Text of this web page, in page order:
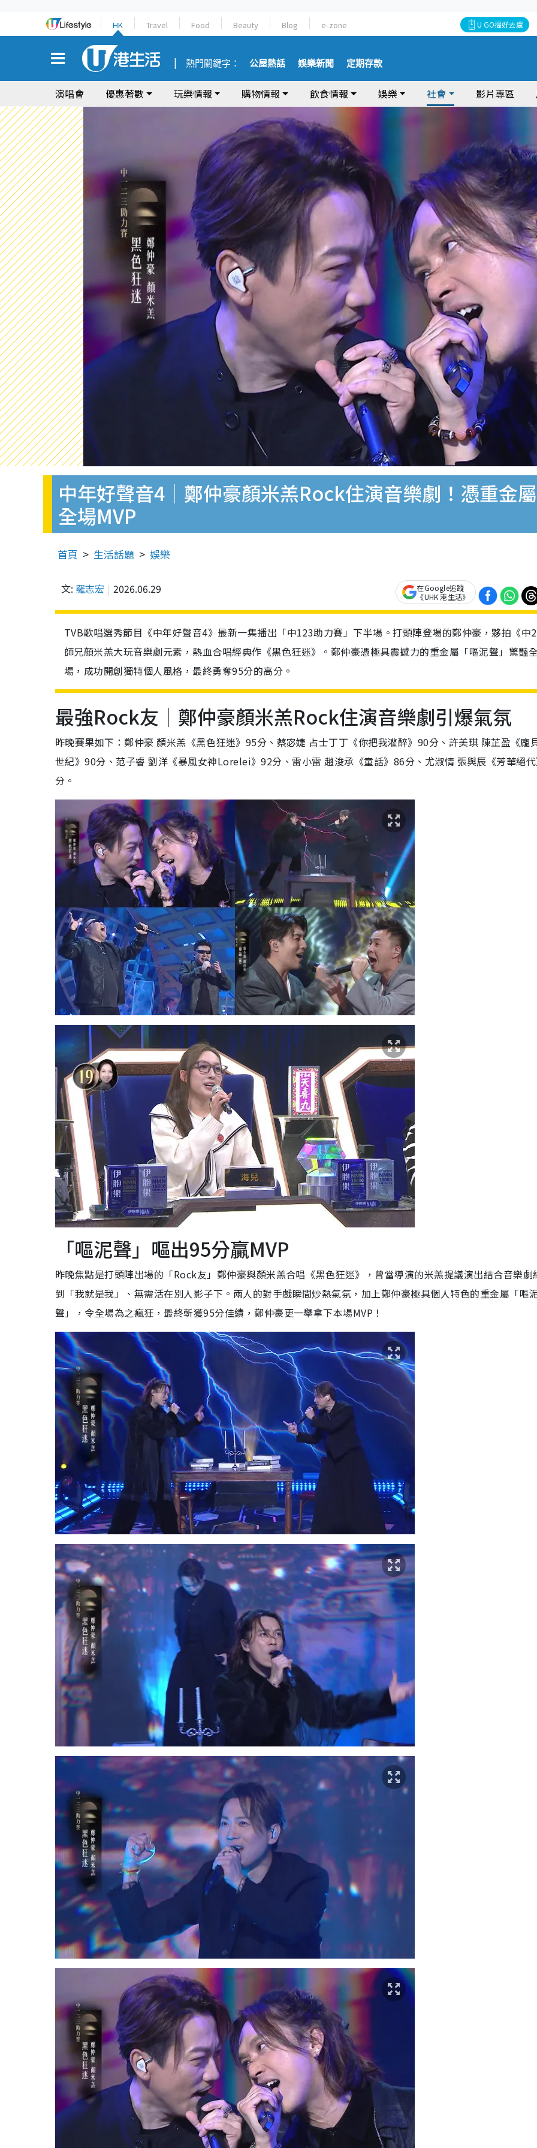
HK Travel Food Beauty Blog e-zone U GO搵好去處
熱門關鍵字： 公屋熱話 娛樂新聞 定期存款
演唱會 優惠著數 玩樂情報 購物情報 飲食情報 娛樂 社會 影片專區
中年好聲音4｜鄭仲豪顏米羔Rock住演音樂劇！憑重金
全場MVP
首頁 生活話題 娛樂
文: 羅志宏 2026.06.29
在Google追蹤
《UHK 港生活》
TVB歌唱選秀節目《中年好聲音4》最新一集播出「中123助力賽」下半場。打頭陣登場的鄭仲豪，夥拍《中2
師兄顏米羔大玩音樂劇元素，熱血合唱經典作《黑色狂迷》。鄭仲豪憑極具震撼力的重金屬「嘔泥聲」驚豔
場，成功開創獨特個人風格，最終勇奪95分的高分。
最強Rock友｜鄭仲豪顏米羔Rock住演音樂劇引爆氣氛
昨晚賽果如下：鄭仲豪 顏米羔《黑色狂迷》95分、蔡宓婕 占士丁丁《你把我灌醉》90分、許美琪 陳芷盈《龐
世紀》90分、范子睿 劉洋《暴風女神Lorelei》92分、雷小雷 趙浚承《童話》86分、尤淑情 張與辰《芳華絕
分。
「嘔泥聲」嘔出95分贏MVP
昨晚焦點是打頭陣出場的「Rock友」鄭仲豪與顏米羔合唱《黑色狂迷》，曾當導演的米羔提議演出結合音樂劇
到「我就是我」、無需活在別人影子下。兩人的對手戲瞬間炒熱氣氛，加上鄭仲豪極具個人特色的重金屬「嘔
聲」，令全場為之瘋狂，最終斬獲95分佳績，鄭仲豪更一舉拿下本場MVP！